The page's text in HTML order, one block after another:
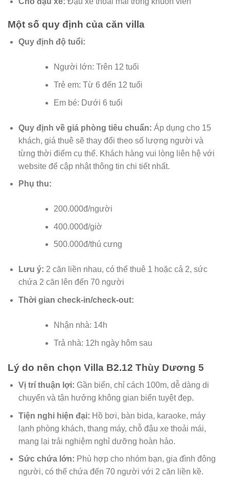
Một số quy định của căn villa
Quy định độ tuổi:
Người lớn: Trên 12 tuổi
Trẻ em: Từ 6 đến 12 tuổi
Em bé: Dưới 6 tuổi
Quy định về giá phòng tiêu chuẩn: Áp dụng cho 15
khách, giá thuê sẽ thay đổi theo số lượng người và
từng thời điểm cụ thể. Khách hàng vui lòng liên hệ với
website để cập nhật thông tin chi tiết nhất.
Phụ thu:
200.000đ/người
400.000đ/giờ
500.000đ/thú cưng
Lưu ý: 2 căn liền nhau, có thể thuê 1 hoặc cả 2, sức
chứa 2 căn lên đến 70 người
Thời gian check-in/check-out:
Nhận nhà: 14h
Trả nhà: 12h ngày hôm sau
Lý do nên chọn Villa B2.12 Thùy Dương 5
Vị trí thuận lợi: Gần biển, chỉ cách 100m, dễ dàng di
chuyển và tận hưởng không gian biển tuyệt đẹp.
Tiện nghi hiện đại: Hồ bơi, bàn bida, karaoke, máy
lạnh phòng khách, thang máy, chỗ đậu xe thoải mái,
mang lại trải nghiệm nghỉ dưỡng hoàn hảo.
Sức chứa lớn: Phù hợp cho nhóm bạn, gia đình đông
người, có thể chứa đến 70 người với 2 căn liền kề.